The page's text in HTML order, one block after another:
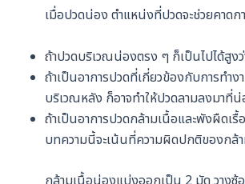
เมื่อปวดน่อง ตำแหน่งที่ปวดจะช่วยคาด
ถ้าปวดบริเวณน่องตรง ๆ ก็เป็นไปได้สู
ถ้าเป็นอาการปวดที่เกี่ยวข้องกับการท
บริเวณหลัง ก็อาจทำให้ปวดลามลงมาที่
ถ้าเป็นอาการปวดกล้ามเนื้อและพังผืดเ
บทความนี้จะเน้นที่ความผิดปกติของกล้